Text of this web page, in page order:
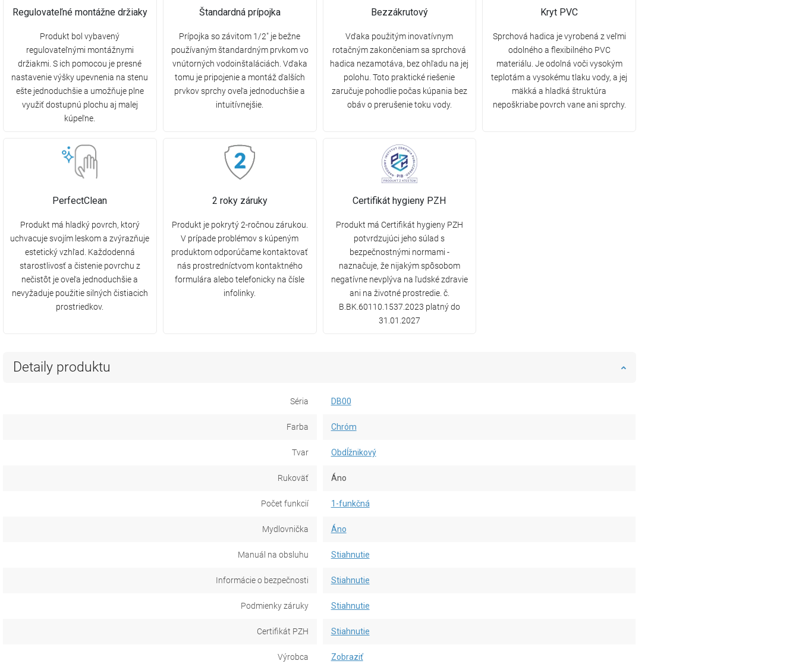
Regulovateľné montážne držiaky
Produkt bol vybavený
regulovateľnými montážnymi
držiakmi. S ich pomocou je presné
nastavenie výšky upevnenia na stenu
ešte jednoduchšie a umožňuje plne
využiť dostupnú plochu aj malej
kúpeľne.
Štandardná prípojka
Prípojka so závitom 1/2" je bežne
používaným štandardným prvkom vo
vnútorných vodoinštaláciách. Vďaka
tomu je pripojenie a montáž ďalších
prvkov sprchy oveľa jednoduchšie a
intuitívnejšie.
Bezzákrutový
Vďaka použitým inovatívnym
rotačným zakončeniam sa sprchová
hadica nezamotáva, bez ohľadu na jej
polohu. Toto praktické riešenie
zaručuje pohodlie počas kúpania bez
obáv o prerušenie toku vody.
Kryt PVC
Sprchová hadica je vyrobená z veľmi
odolného a flexibilného PVC
materiálu. Je odolná voči vysokým
teplotám a vysokému tlaku vody, a jej
mäkká a hladká štruktúra
nepoškriabe povrch vane ani sprchy.
PerfectClean
Produkt má hladký povrch, ktorý
uchvacuje svojím leskom a zvýrazňuje
estetický vzhľad. Každodenná
starostlivosť a čistenie povrchu z
nečistôt je oveľa jednoduchšie a
nevyžaduje použitie silných čistiacich
prostriedkov.
2 roky záruky
Produkt je pokrytý 2-ročnou zárukou.
V prípade problémov s kúpeným
produktom odporúčame kontaktovať
nás prostredníctvom kontaktného
formulára alebo telefonicky na čísle
infolinky.
Certifikát hygieny PZH
Produkt má Certifikát hygieny PZH
potvrdzujúci jeho súlad s
bezpečnostnými normami -
naznačuje, že nijakým spôsobom
negatívne nevplýva na ľudské zdravie
ani na životné prostredie. č.
B.BK.60110.1537.2023 platný do
31.01.2027
Detaily produktu
Séria DB00
Farba Chróm
Tvar Obdĺžnikový
Rukoväť Áno
Počet funkcií 1-funkčná
Mydlovnička Áno
Manuál na obsluhu Stiahnutie
Informácie o bezpečnosti Stiahnutie
Podmienky záruky Stiahnutie
Certifikát PZH Stiahnutie
Výrobca Zobraziť